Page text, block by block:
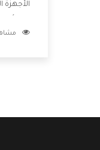
الأجهزة
خدمات